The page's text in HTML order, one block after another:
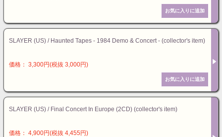
SLAYER (US) / Haunted Tapes - 1984 Demo & Concert - (collector's item)
価格： 3,300円(税抜 3,000円)
SLAYER (US) / Final Concert In Europe (2CD) (collector's item)
価格： 4,900円(税抜 4,455円)